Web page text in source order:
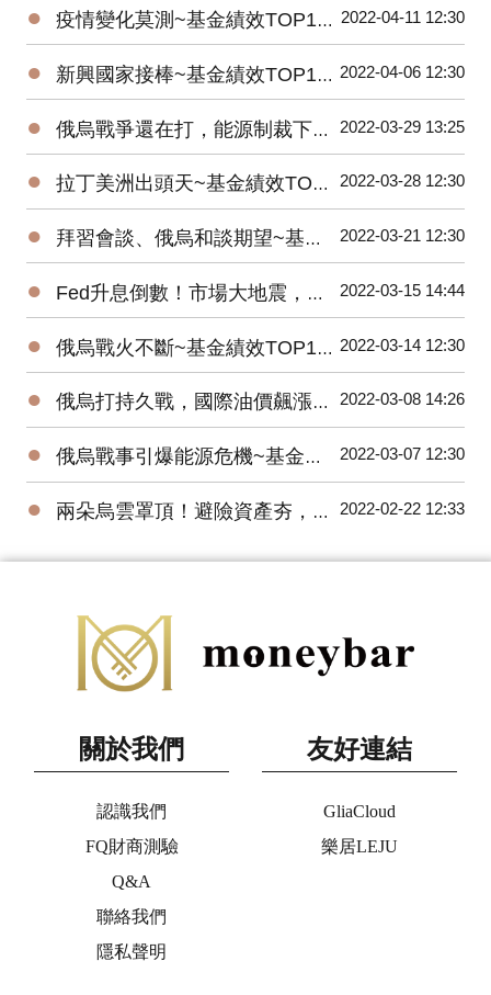
● 疫情變化莫測~基金績效TOP10，醫療生技股彈起來！ 2022-04-11 12:30
● 新興國家接棒~基金績效TOP10，印度、巴西、中國基金反彈！ 2022-04-06 12:30
● 俄烏戰爭還在打，能源制裁下，原油ETF績效領跑 2022-03-29 13:25
● 拉丁美洲出頭天~基金績效TOP10，受惠商品價格大漲！ 2022-03-28 12:30
● 拜習會談、俄烏和談期望~基金績效TOP10，歐股基金大反彈！ 2022-03-21 12:30
● Fed升息倒數！市場大地震，反向型ETF強力吸金 2022-03-15 14:44
● 俄烏戰火不斷~基金績效TOP10，貴金屬價格狂飆！ 2022-03-14 12:30
● 俄烏打持久戰，國際油價飆漲，原油ETF績效驚人 2022-03-08 14:26
● 俄烏戰事引爆能源危機~基金績效TOP10，天然資源基金價格創新高！ 2022-03-07 12:30
● 兩朵烏雲罩頂！避險資產夯，黃金ETF績效閃亮 2022-02-22 12:33
關於我們
認識我們
FQ財商測驗
Q&A
聯絡我們
隱私聲明
友好連結
GliaCloud
樂居LEJU